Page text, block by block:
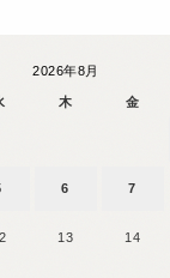
2026年8月
木 金
6 7
13 14